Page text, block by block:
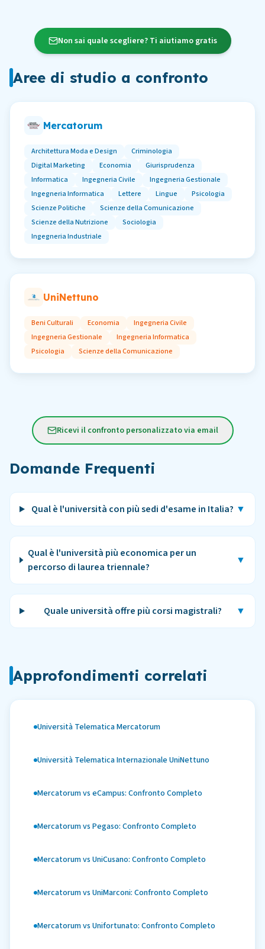
Non sai quale scegliere? Ti aiutiamo gratis
Aree di studio a confronto
Mercatorum
Architettura Moda e Design
Criminologia
Digital Marketing
Economia
Giurisprudenza
Informatica
Ingegneria Civile
Ingegneria Gestionale
Ingegneria Informatica
Lettere Lingue
Psicologia
Scienze Politiche
Scienze della Comunicazione
Scienze della Nutrizione
Sociologia
Ingegneria Industriale
UniNettuno
Beni Culturali Economia
Ingegneria Civile
Ingegneria Gestionale
Ingegneria Informatica
Psicologia
Scienze della Comunicazione
Ricevi il confronto personalizzato via email
Domande Frequenti
Qual è l'università con più sedi d'esame in Italia? ▼
Qual è l'università più economica per un
percorso di laurea triennale?
▼
Quale università offre più corsi magistrali? ▼
Approfondimenti correlati
Università Telematica Mercatorum
Università Telematica Internazionale UniNettuno
Mercatorum vs eCampus: Confronto Completo
Mercatorum vs Pegaso: Confronto Completo
Mercatorum vs UniCusano: Confronto Completo
Mercatorum vs UniMarconi: Confronto Completo
Mercatorum vs Unifortunato: Confronto Completo